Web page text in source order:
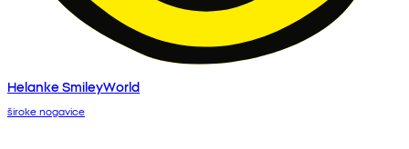
Helanke SmileyWorld
široke nogavice